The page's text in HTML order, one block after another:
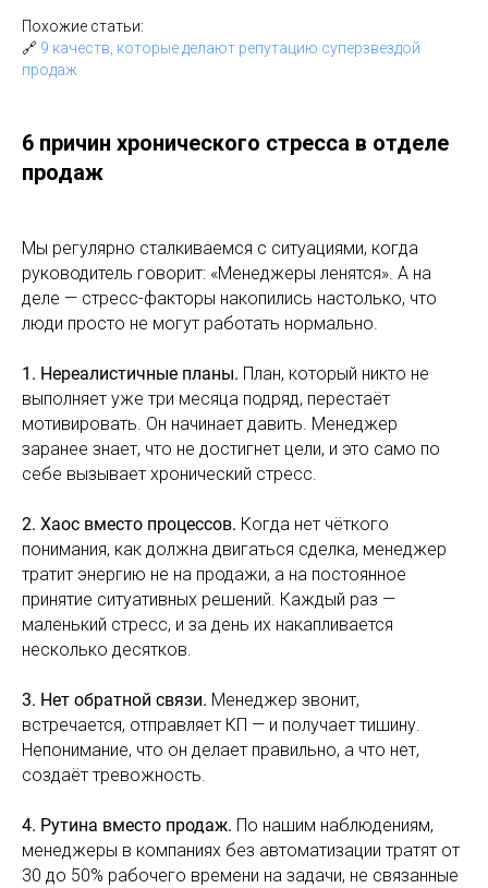
Похожие статьи:
🔗 9 качеств, которые делают репутацию суперзвездой
продаж
6 причин хронического стресса в отделе
продаж
Мы регулярно сталкиваемся с ситуациями, когда
руководитель говорит: «Менеджеры ленятся». А на
деле — стресс-факторы накопились настолько, что
люди просто не могут работать нормально.
1. Нереалистичные планы. План, который никто не
выполняет уже три месяца подряд, перестаёт
мотивировать. Он начинает давить. Менеджер
заранее знает, что не достигнет цели, и это само по
себе вызывает хронический стресс.
2. Хаос вместо процессов. Когда нет чёткого
понимания, как должна двигаться сделка, менеджер
тратит энергию не на продажи, а на постоянное
принятие ситуативных решений. Каждый раз —
маленький стресс, и за день их накапливается
несколько десятков.
3. Нет обратной связи. Менеджер звонит,
встречается, отправляет КП — и получает тишину.
Непонимание, что он делает правильно, а что нет,
создаёт тревожность.
4. Рутина вместо продаж. По нашим наблюдениям,
менеджеры в компаниях без автоматизации тратят от
30 до 50% рабочего времени на задачи, не связанные